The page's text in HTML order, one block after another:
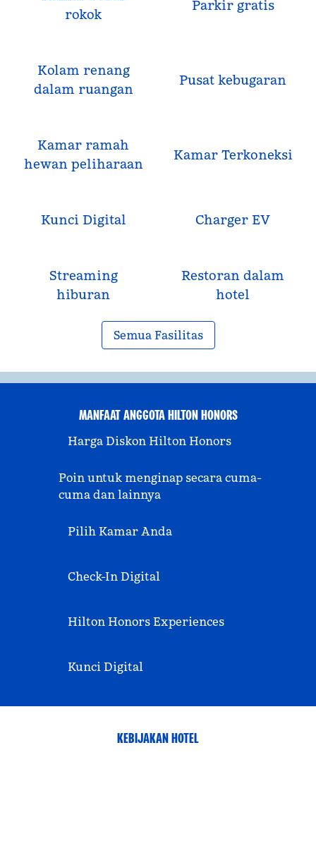
rokok
Parkir gratis
Kolam renang
dalam ruangan
Pusat kebugaran
Kamar ramah
hewan peliharaan
Kamar Terkoneksi
Kunci Digital Charger EV
Streaming
hiburan
Restoran dalam
hotel
Semua Fasilitas
MANFAAT ANGGOTA HILTON HONORS
Harga Diskon Hilton Honors
Poin untuk menginap secara cuma-
cuma dan lainnya
Pilih Kamar Anda
Check-In Digital
Hilton Honors Experiences
Kunci Digital
KEBIJAKAN HOTEL